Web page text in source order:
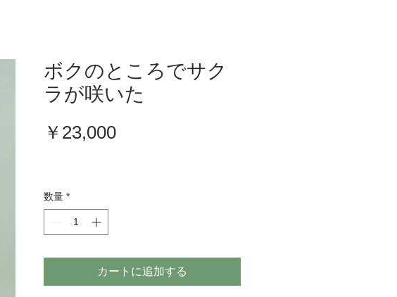
ボクのところでサク
ラが咲いた
￥23,000価
数量 *
カートに追加する